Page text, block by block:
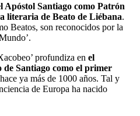
Apóstol Santiago como Patrón
literaria de Beato de Liébana.
Beatos, son reconocidos por la
profundiza en el
de Santiago como el primer
hace ya más de 1000 años. Tal y
de Europa ha nacido